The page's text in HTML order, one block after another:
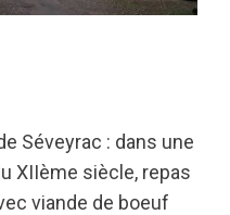
Séveyrac : dans une
XIIème siècle, repas
viande de boeuf